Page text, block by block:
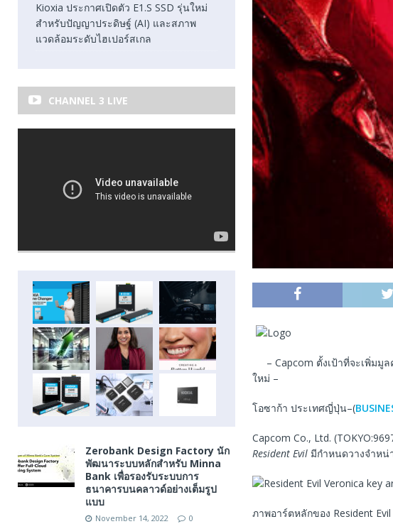
– Capcom ตั้งเป้าที่จะเพิ่ม
ใหม่ –
โอซาก้า ประเทศญี่ปุ่น–(
Capcom Co., Ltd.
Resident Evilมีกำหนดวางจำหน่
ภาพอาร์ตหลักของ Resident Evil
Kioxia ประกาศเปิดตัว E1.S SSD รุ่นใหม่
สำหรับปัญญาประดิษฐ์ (AI) และสภาพ
แวดล้อมระดับไฮเปอร์สเกล
CHANNEL 3 LIVE
Zerobank Design Factory นัก
พัฒนาระบบหลักสำหรับ Minna
Bank เพื่อรองรับระบบการ
ธนาคารบนคลาวด์อย่างเต็มรูป
แบบ
November 14, 2022 0